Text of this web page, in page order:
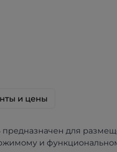
и цены
для
и